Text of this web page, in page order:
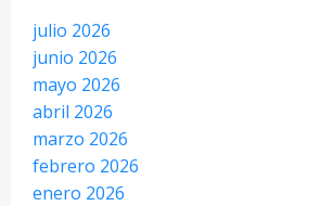
julio 2026
junio 2026
mayo 2026
abril 2026
marzo 2026
febrero 2026
enero 2026